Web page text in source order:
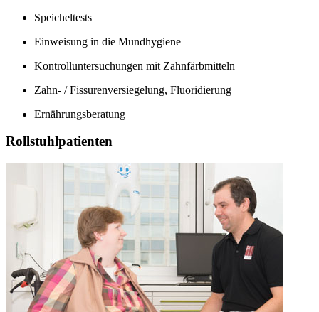
Speicheltests
Einweisung in die Mundhygiene
Kontrolluntersuchungen mit Zahnfärbmitteln
Zahn- / Fissurenversiegelung, Fluoridierung
Ernährungsberatung
Rollstuhlpatienten